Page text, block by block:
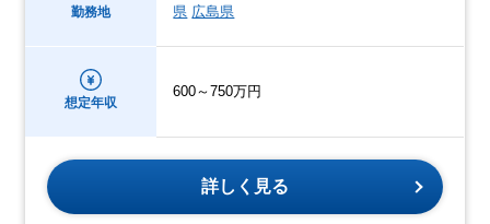
勤務地
県 広島県
想定年収
600～750万円
詳しく見る